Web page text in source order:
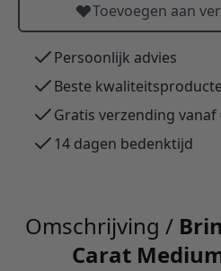
Toevoegen aan
Persoonlijk advies
Beste
Gratis verzending vanaf
14 dagen bedenktijd
Omschrijving /
Carat